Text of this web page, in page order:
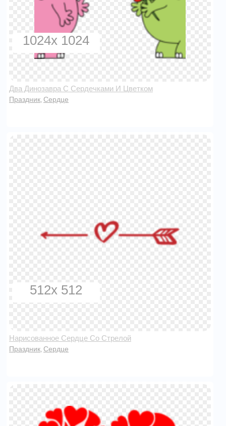
1024x 1024
Два Динозавра С Сердечками И Цветком
Праздник Сердце
512x 512
Нарисованное Сердце Со Стрелой
Праздник Сердце